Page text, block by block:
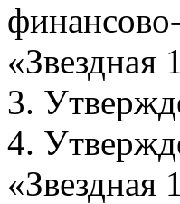
«Звездная
3.
4.
«Звездная